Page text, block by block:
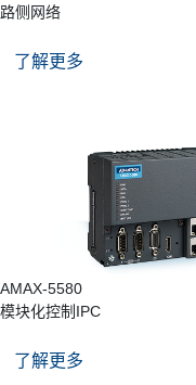
路侧网络
了解更多
AMAX-5580
模块化控制IPC
了解更多